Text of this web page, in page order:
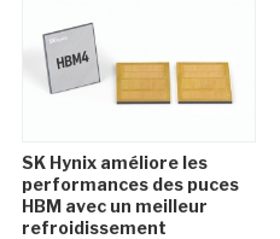
SK Hynix améliore les
performances des puces
HBM avec un meilleur
refroidissement